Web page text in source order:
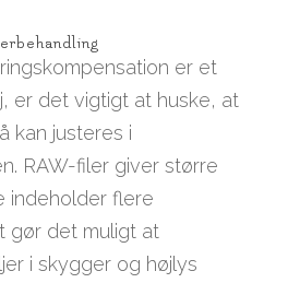
er et
er det vigtigt at huske, at
kan justeres i
RAW-filer giver større
indeholder flere
gør det muligt at
i skygger og højlys